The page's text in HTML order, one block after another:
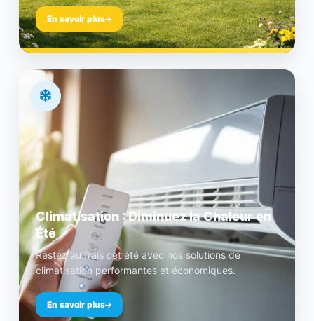
En savoir plus
Climatisation : Diminuez la Chaleur en
Été
Restez au frais cet été avec nos solutions de
climatisation performantes et économiques.
En savoir plus